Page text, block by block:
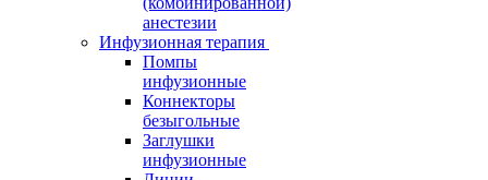
анестезии
Инфузионная терапия
Помпы
инфузионные
Коннекторы
безыгольные
Заглушки
инфузионные